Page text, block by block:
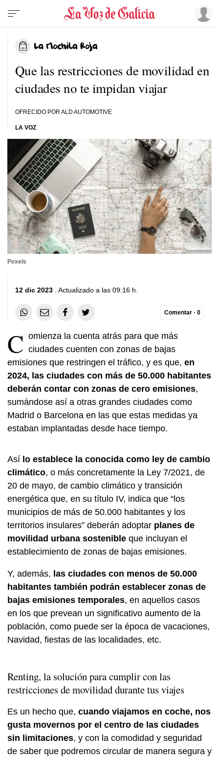
Que las restricciones de movilidad en
ciudades no te impidan viajar
OFRECIDO POR ALD AUTOMOTIVE
LA VOZ
Pexels
12 dic 2023 . Actualizado a las 09:16 h.
Comentar · 0
C omienza la cuenta atrás para que más
ciudades cuenten con zonas de bajas
emisiones que restringen el tráfico, y es que, en
2024, las ciudades con más de 50.000 habitantes
deberán contar con zonas de cero emisiones,
sumándose así a otras grandes ciudades como
Madrid o Barcelona en las que estas medidas ya
estaban implantadas desde hace tiempo.
Así lo establece la conocida como ley de cambio
climático, o más concretamente la Ley 7/2021, de
20 de mayo, de cambio climático y transición
energética que, en su título IV, indica que “los
municipios de más de 50.000 habitantes y los
territorios insulares” deberán adoptar planes de
movilidad urbana sostenible que incluyan el
establecimiento de zonas de bajas emisiones.
Y, además, las ciudades con menos de 50.000
habitantes también podrán establecer zonas de
bajas emisiones temporales, en aquellos casos
en los que prevean un significativo aumento de la
población, como puede ser la época de vacaciones,
Navidad, fiestas de las localidades, etc.
Renting, la solución para cumplir con las
restricciones de movilidad durante tus viajes
Es un hecho que, cuando viajamos en coche, nos
gusta movernos por el centro de las ciudades
sin limitaciones, y con la comodidad y seguridad
de saber que podremos circular de manera segura y